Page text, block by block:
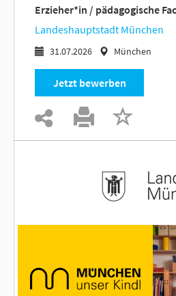
Erzieher*in / pädagogische
Landeshauptstadt München
31.07.2026 München
Jetzt bewerben